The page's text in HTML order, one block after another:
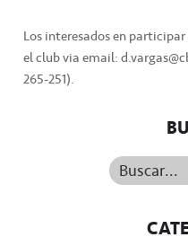
Los interesados en
el club via email:
265-251).
Buscar...